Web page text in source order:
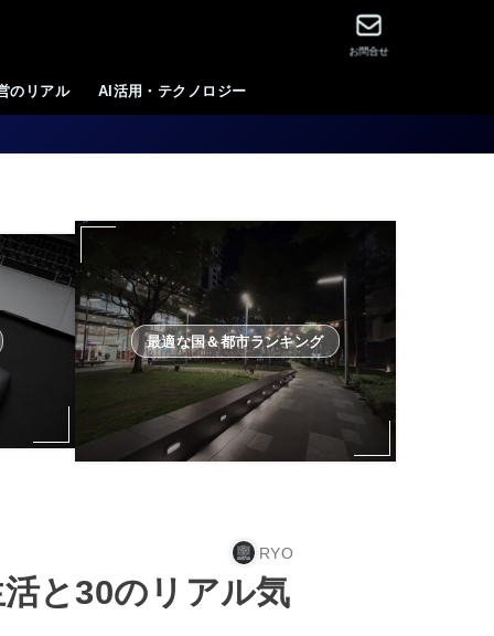
のリアル AI活用・テクノロジー
お問合せ
最適な国＆都市ランキング
RYO
と30のリアル気